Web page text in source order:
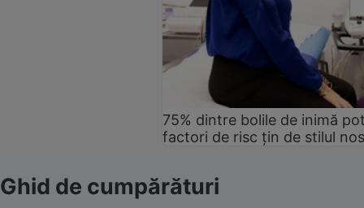
75% dintre bolile de inimă
factori de risc țin de stilul
Ghid de cumpărături